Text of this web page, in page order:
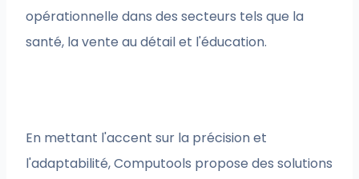
opérationnelle dans des secteurs tels que la
santé, la vente au détail et l'éducation.
En mettant l'accent sur la précision et
l'adaptabilité, Computools propose des solutions